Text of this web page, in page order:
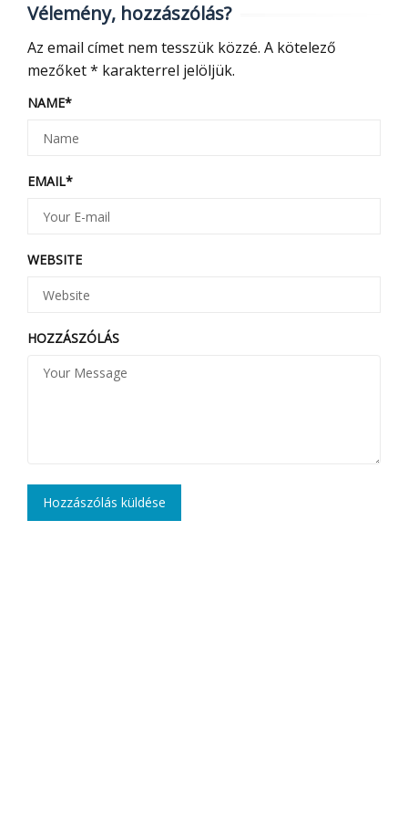
Vélemény, hozzászólás?
Az email címet nem tesszük közzé. A kötelező
mezőket* karakterrel jelöljük.
NAME*
EMAIL*
WEBSITE
HOZZÁSZÓLÁS